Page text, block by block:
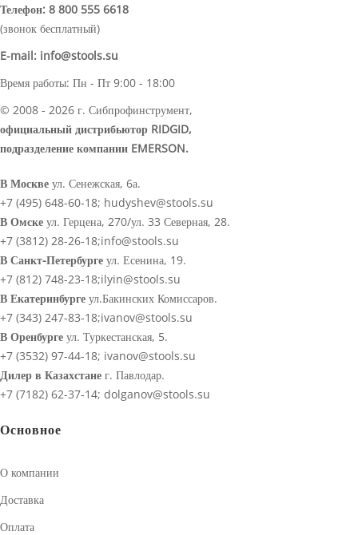
Телефон: 8 800 555 6618
(звонок бесплатный)
E-mail: info@stools.su
Время работы: Пн - Пт 9:00 - 18:00
© 2008 - 2026 г. Сибпрофинструмент,
официальный дистрибьютор RIDGID,
подразделение компании EMERSON.
В Москве ул. Сенежская, 6а.
+7 (495) 648-60-18; hudyshev@stools.su
В Омске ул. Герцена, 270/ул. 33 Северная, 28.
+7 (3812) 28-26-18;info@stools.su
В Санкт-Петербурге ул. Есенина, 19.
+7 (812) 748-23-18;ilyin@stools.su
В Екатеринбурге ул.Бакинских Комиссаров.
+7 (343) 247-83-18;ivanov@stools.su
В Оренбурге ул. Туркестанская, 5.
+7 (3532) 97-44-18; ivanov@stools.su
Дилер в Казахстане г. Павлодар.
+7 (7182) 62-37-14; dolganov@stools.su
Основное
О компании
Доставка
Оплата